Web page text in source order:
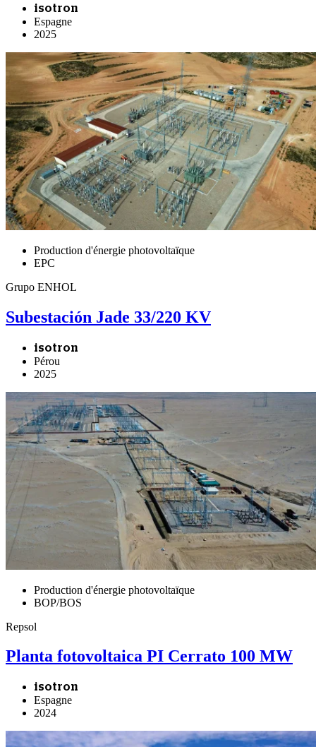
isotron
Espagne
2025
Production d'énergie photovoltaïque
EPC
Grupo ENHOL
Subestación Jade 33/220 KV
isotron
Pérou
2025
Production d'énergie photovoltaïque
BOP/BOS
Repsol
Planta fotovoltaica PI Cerrato 100 MW
isotron
Espagne
2024